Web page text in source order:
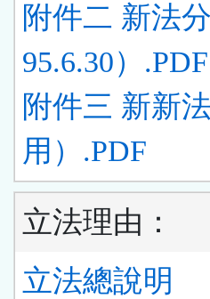
附件二 新法
95.6.30）.PDF
附件三 新新
用）.PDF
立法理由：
立法總說明